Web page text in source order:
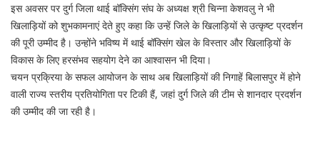
इस अवसर पर दुर्ग जिला थाई बॉक्सिंग संघ के अध्यक्ष श्री चिन्ना केशवलु ने भी
खिलाड़ियों को शुभकामनाएं देते हुए कहा कि उन्हें जिले के खिलाड़ियों से उत्कृष्ट प्रदर्शन
की पूरी उम्मीद है। उन्होंने भविष्य में थाई बॉक्सिंग खेल के विस्तार और खिलाड़ियों के
विकास के लिए हरसंभव सहयोग देने का आश्वासन भी दिया।
चयन प्रक्रिया के सफल आयोजन के साथ अब खिलाड़ियों की निगाहें बिलासपुर में होने
वाली राज्य स्तरीय प्रतियोगिता पर टिकी हैं, जहां दुर्ग जिले की टीम से शानदार प्रदर्शन
की उम्मीद की जा रही है।